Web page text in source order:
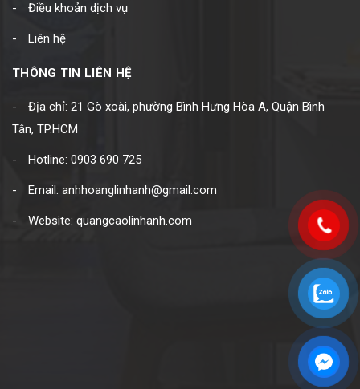
Điều khoản dịch vụ
Liên hệ
THÔNG TIN LIÊN HỆ
Địa chỉ: 21 Gò xoài, phường Bình Hưng Hòa A, Quận Bình
Tân, TP.HCM
Hotline: 0903 690 725
Email: anhhoanglinhanh@gmail.com
Website: quangcaolinhanh.com